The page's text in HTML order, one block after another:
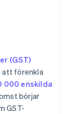
(GST)
att förenkla
000 enskilda
börjar
GST-